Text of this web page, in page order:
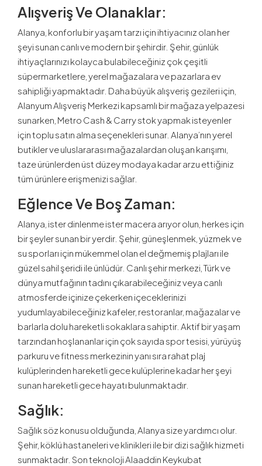
Alışveriş Ve Olanaklar:
Alanya, konforlu bir yaşam tarzı için ihtiyacınız olan her
şeyi sunan canlı ve modern bir şehirdir. Şehir, günlük
ihtiyaçlarınızı kolayca bulabileceğiniz çok çeşitli
süpermarketlere, yerel mağazalara ve pazarlara ev
sahipliği yapmaktadır. Daha büyük alışveriş gezileri için,
Alanyum Alışveriş Merkezi kapsamlı bir mağaza yelpazesi
sunarken, Metro Cash & Carry stok yapmak isteyenler
için toplu satın alma seçenekleri sunar. Alanya’nın yerel
butikler ve uluslararası mağazalardan oluşan karışımı,
taze ürünlerden üst düzey modaya kadar arzu ettiğiniz
tüm ürünlere erişmenizi sağlar.
Eğlence Ve Boş Zaman:
Alanya, ister dinlenme ister macera arıyor olun, herkes için
bir şeyler sunan bir yerdir. Şehir, güneşlenmek, yüzmek ve
su sporları için mükemmel olan el değmemiş plajları ile
güzel sahil şeridi ile ünlüdür. Canlı şehir merkezi, Türk ve
dünya mutfağının tadını çıkarabileceğiniz veya canlı
atmosferde içinize çekerken içeceklerinizi
yudumlayabileceğiniz kafeler, restoranlar, mağazalar ve
barlarla dolu hareketli sokaklara sahiptir. Aktif bir yaşam
tarzından hoşlananlar için çok sayıda spor tesisi, yürüyüş
parkuru ve fitness merkezinin yanı sıra rahat plaj
kulüplerinden hareketli gece kulüplerine kadar her şeyi
sunan hareketli gece hayatı bulunmaktadır.
Sağlık:
Sağlık söz konusu olduğunda, Alanya size yardımcı olur.
Şehir, köklü hastaneleri ve klinikleri ile bir dizi sağlık hizmeti
sunmaktadır. Son teknoloji Alaaddin Keykubat